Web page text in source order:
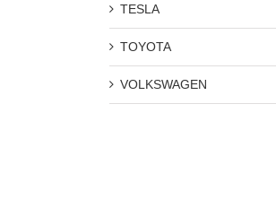
TESLA
TOYOTA
VOLKSWAGEN